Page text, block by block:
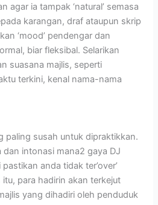
agar ia tampak ‘natural’ semasa
karangan, draf ataupun skrip
‘mood’ pendengar dan
biar fleksibal. Selarikan
suasana majlis, seperti
terkini, kenal nama-nama
paling susah untuk dipraktikkan.
intonasi mana2 gaya DJ
anda tidak ter’over’
para hadirin akan terkejut
yang dihadiri oleh penduduk